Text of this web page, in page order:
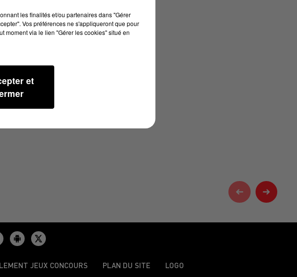
JEUX CONCOURS PLAN DU SITE LOGO
les finalités et/ou partenaires dans "Gérer
Vos préférences ne s'appliqueront que pour
moment via le lien "Gérer les cookies" situé en
et